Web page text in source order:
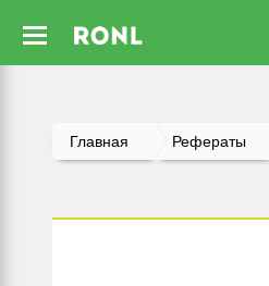
Главная Рефераты